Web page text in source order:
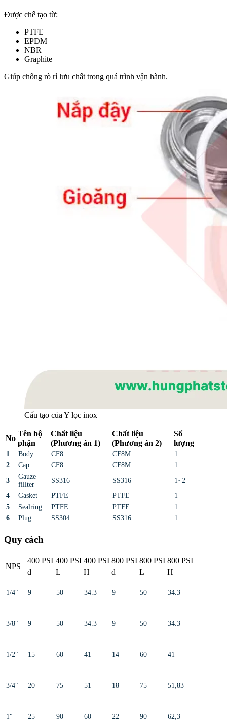
Được chế tạo từ:
PTFE
EPDM
NBR
Graphite
Giúp chống rò rỉ lưu chất trong quá trình vận hành.
Cấu tạo của Y lọc inox
No
Tên bộ
phận
Chất liệu
(Phương án 1)
Chất liệu
(Phương án 2)
Số
lượng
1 Body CF8 CF8M
1
2
Cap CF8 CF8M
1
3
Gauze
fillter
SS316 SS316
1~2
4
Gasket PTFE PTFE
1
5
Sealring PTFE PTFE
1
6
Plug SS304 SS316 1
Quy cách
NPS
400 PSI 400 PSI 400 PSI 800 PSI 800 PSI 800 PSI
d
L H d L H
1/4″ 9 50 34.3 9 50 34.3
3/8″ 9 50 34.3 9 50 34.3
1/2″ 15 60 41 14 60 41
3/4″ 20 75 51 18 75 51,83
1″ 25 90 60 22 90 62,3